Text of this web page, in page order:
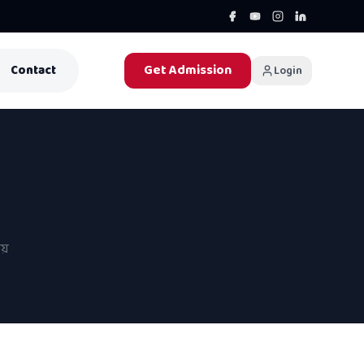
Contact Get Admission Login